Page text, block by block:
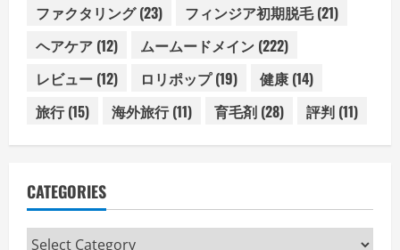
ファクタリング(23) フィンジア初期脱毛(21)
ヘアケア (12) ムームードメイン (222)
レビュー (12) ロリポップ(19) 健康 (14)
旅行(15) 海外旅行(11) 育毛剤 (28) 評判 (11)
CATEGORIES
Categories